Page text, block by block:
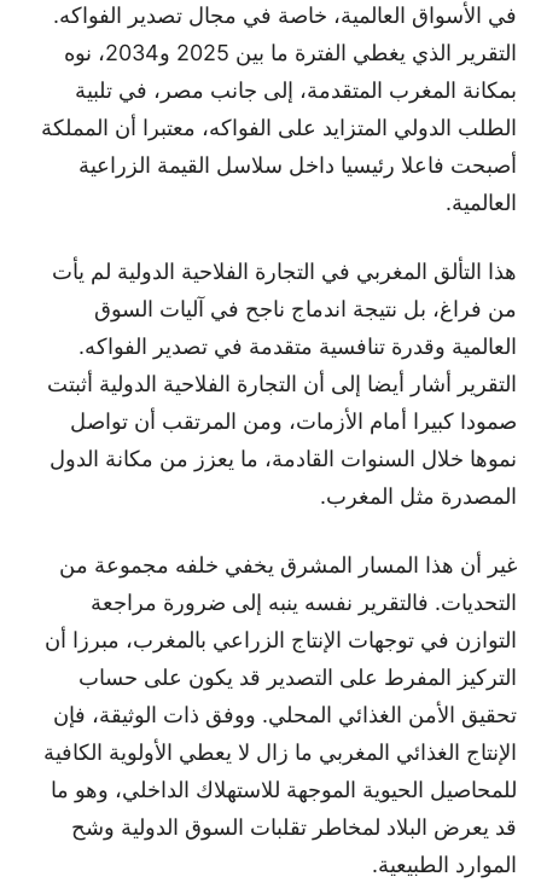
في الأسواق العالمية، خاصة في مجال تصدير الفواكه.
التقرير الذي يغطي الفترة ما بين 2025 و2034، نوه
بمكانة المغرب المتقدمة، إلى جانب مصر، في تلبية
الطلب الدولي المتزايد على الفواكه، معتبرا أن المملكة
أصبحت فاعلا رئيسيا داخل سلاسل القيمة الزراعية
العالمية.
هذا التألق المغربي في التجارة الفلاحية الدولية لم يأت
من فراغ، بل نتيجة اندماج ناجح في آليات السوق
العالمية وقدرة تنافسية متقدمة في تصدير الفواكه.
التقرير أشار أيضا إلى أن التجارة الفلاحية الدولية أثبتت
صمودا كبيرا أمام الأزمات، ومن المرتقب أن تواصل
نموها خلال السنوات القادمة، ما يعزز من مكانة الدول
المصدرة مثل المغرب.
غير أن هذا المسار المشرق يخفي خلفه مجموعة من
التحديات. فالتقرير نفسه ينبه إلى ضرورة مراجعة
التوازن في توجهات الإنتاج الزراعي بالمغرب، مبرزا أن
التركيز المفرط على التصدير قد يكون على حساب
تحقيق الأمن الغذائي المحلي. ووفق ذات الوثيقة، فإن
الإنتاج الغذائي المغربي ما زال لا يعطي الأولوية الكافية
للمحاصيل الحيوية الموجهة للاستهلاك الداخلي، وهو ما
قد يعرض البلاد لمخاطر تقلبات السوق الدولية وشح
الموارد الطبيعية.